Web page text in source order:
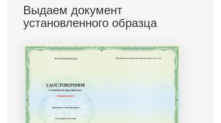
Выдаем документ
установленного образца